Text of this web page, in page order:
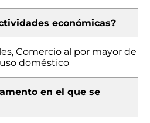
económicas?
Comercio al por mayor de
doméstico
en el que se